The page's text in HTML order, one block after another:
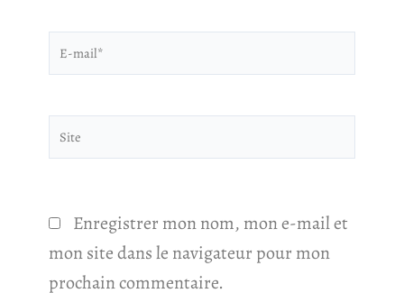
E-
mail*
Site
Enregistrer mon nom, mon e-mail et
mon site dans le navigateur pour mon
prochain commentaire.